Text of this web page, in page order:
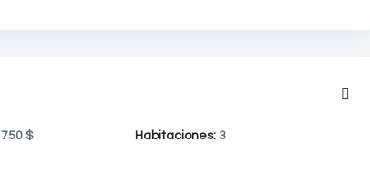
750 $ Habitaciones: 3